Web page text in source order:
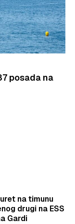
posada na
na timunu
drugi na ESS
Gardi